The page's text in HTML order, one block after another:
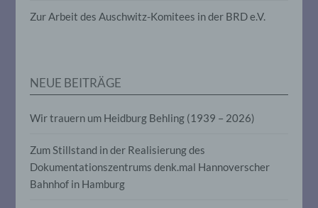
Zur Arbeit des Auschwitz-Komitees in der BRD e.V.
NEUE BEITRÄGE
Wir trauern um Heidburg Behling (1939 – 2026)
Zum Stillstand in der Realisierung des
Dokumentationszentrums denk.mal Hannoverscher
Bahnhof in Hamburg
Markierung gespeicherter
e) Profiling
Profiling ist jede Art der automatisierten
die darin besteht, dass diese
personenbezogenen Daten verwendet
Aspekte, die sich auf eine natürliche